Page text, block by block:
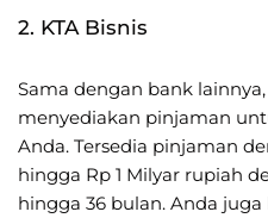
2. KTA Bisnis
Sama dengan bank
menyediakan pinjaman
Anda. Tersedia pinjaman
hingga Rp 1 Milyar rupiah
hingga 36 bulan. Anda